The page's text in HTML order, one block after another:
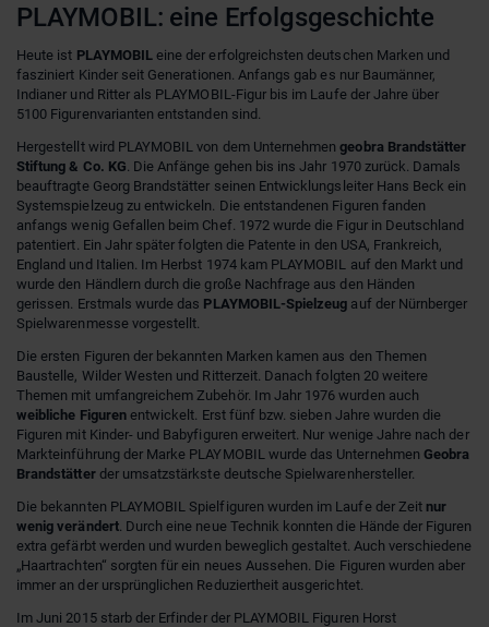
PLAYMOBIL: eine Erfolgsgeschichte
Heute ist PLAYMOBILeine der erfolgreichsten deutschen Marken und
fasziniert Kinder seit Generationen. Anfangs gab es nur Baumänner,
Indianer und Ritter als PLAYMOBIL-Figur bis im Laufe der Jahre über
5100 Figurenvarianten entstanden sind.
Hergestellt wird PLAYMOBIL von dem Unternehmengeobra Brandstätter
Stiftung & Co. KG . Die Anfänge gehen bis ins Jahr 1970 zurück. Damals
beauftragte Georg Brandstätter seinen Entwicklungsleiter Hans Beck ein
Systemspielzeug zu entwickeln. Die entstandenen Figuren fanden
anfangs wenig Gefallen beim Chef. 1972 wurde die Figur in Deutschland
patentiert. Ein Jahr später folgten die Patente in den USA, Frankreich,
England und Italien. Im Herbst 1974 kam PLAYMOBIL auf den Markt und
wurde den Händlern durch die große Nachfrage aus den Händen
gerissen. Erstmals wurde das PLAYMOBIL-Spielzeug auf der Nürnberger
Spielwarenmesse vorgestellt.
Die ersten Figuren der bekannten Marken kamen aus den Themen
Baustelle, Wilder Westen und Ritterzeit. Danach folgten 20 weitere
Themen mit umfangreichem Zubehör. Im Jahr 1976 wurden auch
weibliche Figurenentwickelt. Erst fünf bzw. sieben Jahre wurden die
Figuren mit Kinder- und Babyfiguren erweitert. Nur wenige Jahre nach der
Markteinführung der Marke PLAYMOBIL wurde das Unternehmen Geobra
Brandstätterder umsatzstärkste deutsche Spielwarenhersteller.
Die bekannten PLAYMOBIL Spielfiguren wurden im Laufe der Zeit nur
wenig verändert. Durch eine neue Technik konnten die Hände der Figuren
extra gefärbt werden und wurden beweglich gestaltet. Auch verschiedene
„Haartrachten“ sorgten für ein neues Aussehen. Die Figuren wurden aber
immer an der ursprünglichen Reduziertheit ausgerichtet.
Im Juni 2015 starb der Erfinder der PLAYMOBIL Figuren Horst